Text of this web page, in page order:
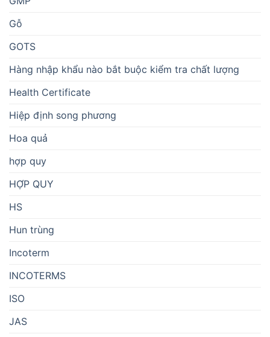
Gỗ
GOTS
Hàng nhập khẩu nào bắt buộc kiểm tra chất lượng
Health Certificate
Hiệp định song phương
Hoa quả
hợp quy
HỢP QUY
HS
Hun trùng
Incoterm
INCOTERMS
ISO
JAS